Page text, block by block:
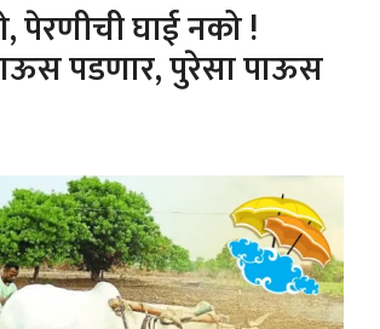
पेरणीची घाई नको !
पडणार, पुरेसा पाऊस